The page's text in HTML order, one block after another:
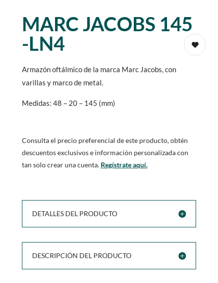
MARC JACOBS 145
-LN4
Armazón oftálmico de la marca Marc Jacobs, con
varillas y marco de metal.
Medidas: 48 – 20 – 145 (mm)
Consulta el precio preferencial de este producto, obtén
descuentos exclusivos e información personalizada con
tan solo crear una cuenta. Regístrate aquí.
DETALLES DEL PRODUCTO
DESCRIPCIÓN DEL PRODUCTO